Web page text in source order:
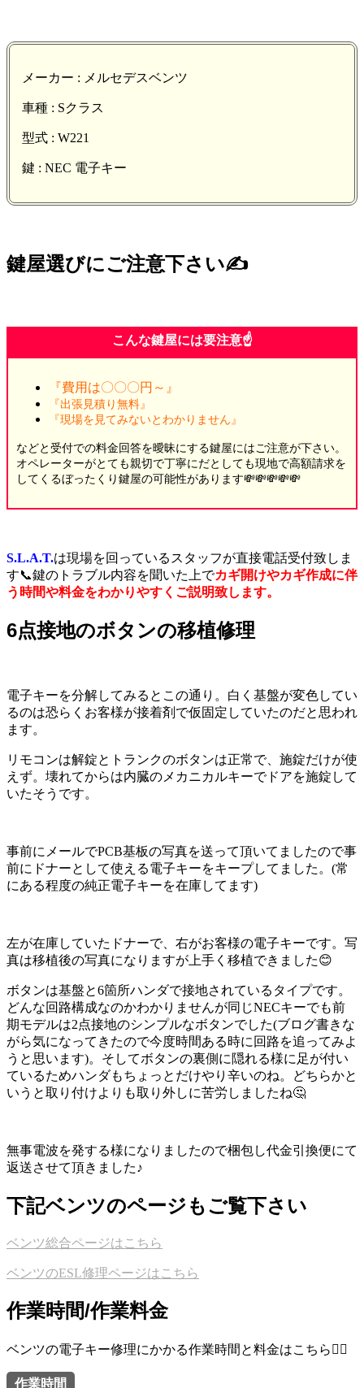
メーカー : メルセデスベンツ
車種 : Sクラス
型式 : W221
鍵 : NEC 電子キー
鍵屋選びにご注意下さい✍️
こんな鍵屋には要注意☝️
『費用は〇〇〇円～』
『出張見積り無料』
『現場を見てみないとわかりません』
などと受付での料金回答を曖昧にする鍵屋にはご注意が下さい。
オペレーターがとても親切で丁寧にだとしても現地で高額請求を
してくるぼったくり鍵屋の可能性があります💸💸💸💸💸
S.L.A.T.は現場を回っているスタッフが直接電話受付致しま
す📞鍵のトラブル内容を聞いた上でカギ開けやカギ作成に伴
う時間や料金をわかりやすくご説明致します。
6点接地のボタンの移植修理
電子キーを分解してみるとこの通り。白く基盤が変色してい
るのは恐らくお客様が接着剤で仮固定していたのだと思われ
ます。
リモコンは解錠とトランクのボタンは正常で、施錠だけが使
えず。壊れてからは内臓のメカニカルキーでドアを施錠して
いたそうです。
事前にメールでPCB基板の写真を送って頂いてましたので事
前にドナーとして使える電子キーをキープしてました。(常
にある程度の純正電子キーを在庫してます)
左が在庫していたドナーで、右がお客様の電子キーです。写
真は移植後の写真になりますが上手く移植できました😊
ボタンは基盤と6箇所ハンダで接地されているタイプです。
どんな回路構成なのかわかりませんが同じNECキーでも前
期モデルは2点接地のシンプルなボタンでした(ブログ書きな
がら気になってきたので今度時間ある時に回路を追ってみよ
うと思います)。そしてボタンの裏側に隠れる様に足が付い
ているためハンダもちょっとだけやり辛いのね。どちらかと
いうと取り付けよりも取り外しに苦労しましたね🤔
無事電波を発する様になりましたので梱包し代金引換便にて
返送させて頂きました♪
下記ベンツのページもご覧下さい
ベンツ総合ページはこちら
ベンツのESL修理ページはこちら
作業時間/作業料金
ベンツの電子キー修理にかかる作業時間と料金はこちら💁‍♂️
作業時間